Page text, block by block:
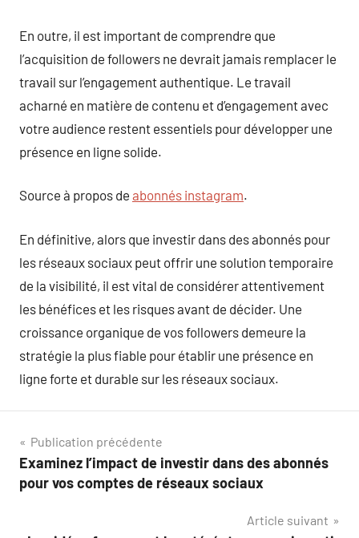
En outre, il est important de comprendre que
l’acquisition de followers ne devrait jamais remplacer le
travail sur l’engagement authentique. Le travail
acharné en matière de contenu et d’engagement avec
votre audience restent essentiels pour développer une
présence en ligne solide.
Source à propos de abonnés instagram.
En définitive, alors que investir dans des abonnés pour
les réseaux sociaux peut offrir une solution temporaire
de la visibilité, il est vital de considérer attentivement
les bénéfices et les risques avant de décider. Une
croissance organique de vos followers demeure la
stratégie la plus fiable pour établir une présence en
ligne forte et durable sur les réseaux sociaux.
Navigation
de
Publication précédente
Examinez l’impact de investir dans des abonnés
pour vos comptes de réseaux sociaux
Article suivant